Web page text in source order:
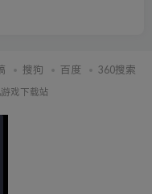
搜狗 百度 360搜索
戏下载站